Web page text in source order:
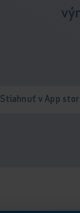
Stiahnuť v App